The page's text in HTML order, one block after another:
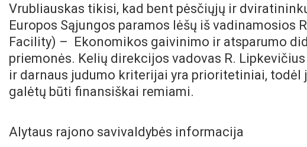
Vrubliauskas tikisi, kad bent pėsčiųjų ir
Europos Sąjungos paramos lėšų iš vadinamosios
Facility) – Ekonomikos gaivinimo ir atsparumo
priemonės. Kelių direkcijos vadovas R.
ir darnaus judumo kriterijai yra prioritetiniai, todėl
galėtų būti finansiškai remiami.
Alytaus rajono savivaldybės informacija